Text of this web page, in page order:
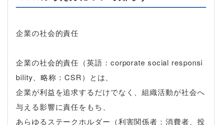
企業の社会的責任
企業の社会的責任（英語： corporate social responsi
bility 、略称：CSR）とは、
企業が利益を追求するだけでなく、組織活動が社会へ
与える影響に責任をもち、
あらゆるステークホルダー（利害関係者：消費者、投